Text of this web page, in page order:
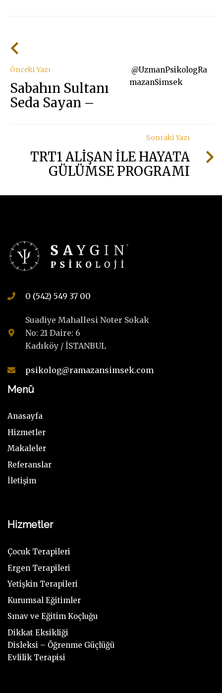
Önceki Yazı
Sabahın Sultanı
Seda Sayan –
@UzmanPsikologRa
mazanSimsek
Sonraki Yazı
TRT1 ALİŞAN İLE HAYATA
GÜLÜMSE PROGRAMI
0 (542) 549 37 00
Suadiye Mahallesi Noter Sokak
No: 21 Daire: 6
Kadıköy / İSTANBUL
psikolog@ramazansimsek.com
Menü
Anasayfa
Hizmetler
Makaleler
Referanslar
İletişim
Hizmetler
Çocuk Terapileri
Ergen Terapileri
Yetişkin Terapileri
Kurumsal Eğitimler
Sınav ve Eğitim Koçluğu
Dikkat Eksikliği
Disleksi – Öğrenme Güçlüğü
Evlilik Terapisi